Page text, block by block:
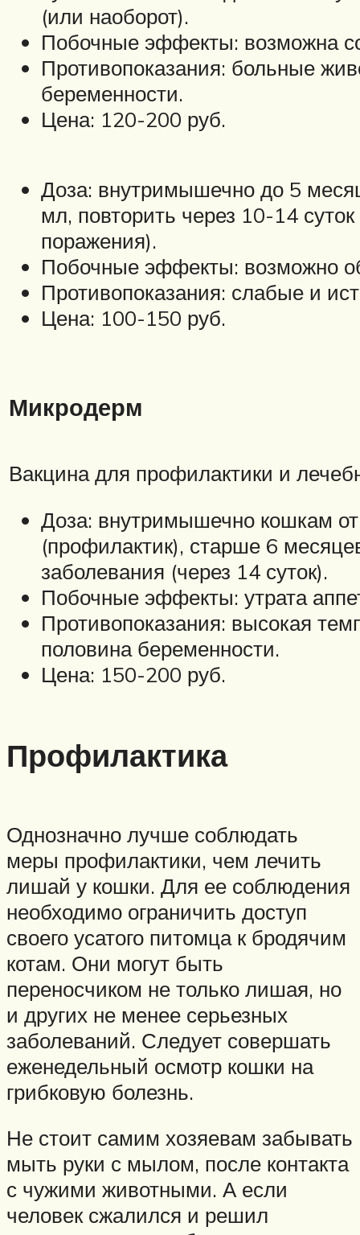
(или наоборот).
Побочные эффекты: возможна
Противопоказания: больные
беременности.
Цена: 120-200 руб.
Доза: внутримышечно до 5
мл, повторить через 10-14
поражения).
Побочные эффекты: возможно
Противопоказания: слабые и
Цена: 100-150 руб.
Микродерм
Вакцина для профилактики и
Доза: внутримышечно кошкам
(профилактик), старше 6
заболевания (через 14 суток).
Побочные эффекты: утрата
Противопоказания: высокая
половина беременности.
Цена: 150-200 руб.
Профилактика
Однозначно лучше соблюдать
меры профилактики, чем лечить
лишай у кошки. Для ее соблюдения
необходимо ограничить доступ
своего усатого питомца к бродячим
котам. Они могут быть
переносчиком не только лишая, но
и других не менее серьезных
заболеваний. Следует совершать
еженедельный осмотр кошки на
грибковую болезнь.
Не стоит самим хозяевам забывать
мыть руки с мылом, после контакта
с чужими животными. А если
человек сжалился и решил